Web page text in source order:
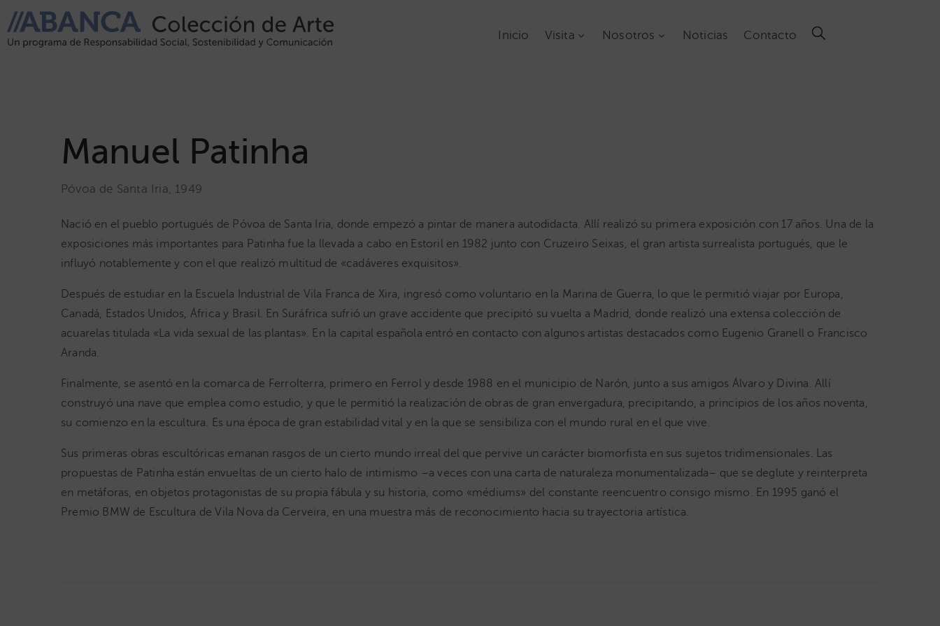
Inicio Visita Nosotros Noticias Contacto
Manuel Patinha
Póvoa de Santa Iria, 1949
Nació en el pueblo portugués de Póvoa de Santa Iria, donde empezó a pintar de manera autodidacta. Allí realizó su primera exposición con 17 años. Una de la
exposiciones más importantes para Patinha fue la llevada a cabo en Estoril en 1982 junto con Cruzeiro Seixas, el gran artista surrealista portugués, que le
influyó notablemente y con el que realizó multitud de «cadáveres exquisitos».
Después de estudiar en la Escuela Industrial de Vila Franca de Xira, ingresó como voluntario en la Marina de Guerra, lo que le permitió viajar por Europa,
Canadá, Estados Unidos, África y Brasil. En Suráfrica sufrió un grave accidente que precipitó su vuelta a Madrid, donde realizó una extensa colección de
acuarelas titulada «La vida sexual de las plantas». En la capital española entró en contacto con algunos artistas destacados como Eugenio Granell o Francisco
Aranda.
Finalmente, se asentó en la comarca de Ferrolterra, primero en Ferrol y desde 1988 en el municipio de Narón, junto a sus amigos Álvaro y Divina. Allí
construyó una nave que emplea como estudio, y que le permitió la realización de obras de gran envergadura, precipitando, a principios de los años noventa,
su comienzo en la escultura. Es una época de gran estabilidad vital y en la que se sensibiliza con el mundo rural en el que vive.
Sus primeras obras escultóricas emanan rasgos de un cierto mundo irreal del que pervive un carácter biomorfista en sus sujetos tridimensionales. Las
propuestas de Patinha están envueltas de un cierto halo de intimismo –a veces con una carta de naturaleza monumentalizada– que se deglute y reinterpreta
en metáforas, en objetos protagonistas de su propia fábula y su historia, como «médiums» del constante reencuentro consigo mismo. En 1995 ganó el
Premio BMW de Escultura de Vila Nova da Cerveira, en una muestra más de reconocimiento hacia su trayectoria artística.